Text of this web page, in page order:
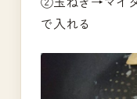
で入れる